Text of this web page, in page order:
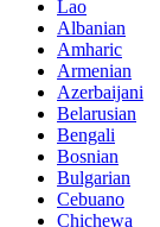
Lao
Albanian
Amharic
Armenian
Azerbaijani
Belarusian
Bengali
Bosnian
Bulgarian
Cebuano
Chichewa